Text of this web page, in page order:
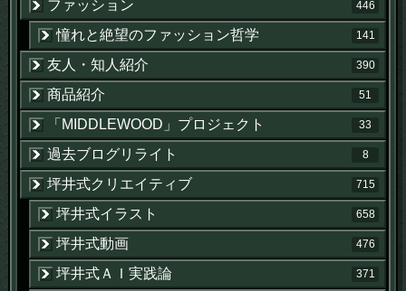
ファッション 446
憧れと絶望のファッション哲学 141
友人・知人紹介 390
商品紹介 51
「MIDDLEWOOD」プロジェクト 33
過去ブログリライト 8
坪井式クリエイティブ 715
坪井式イラスト 658
坪井式動画 476
坪井式ＡＩ実践論 371